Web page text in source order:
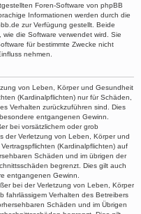
Foren-Software von phpBB
Informationen werden durch die
zur Verfügung gestellt. Beide
die Software verwendet wird. Sie
für bestimmte Zwecke nicht
nehmen.
von Leben, Körper und Gesundheit
(Kardinalpflichten) nur für Schäden,
Verhalten zurückzuführen sind. Dies
entgangenen Gewinn.
bei vorsätzlichem oder grob
der Verletzung von Leben, Körper und
(Kardinalpflichten) auf
Schäden und im übrigen der
begrenzt. Dies gilt auch
entgangenen Gewinn.
bei der Verletzung von Leben, Körper
fahrlässigem Verhalten des Betreibers
Schäden und im Übrigen